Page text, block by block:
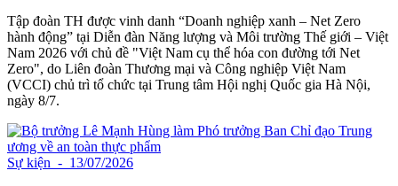
Tập đoàn TH được vinh danh “Doanh nghiệp xanh – Net Zero
hành động” tại Diễn đàn Năng lượng và Môi trường Thế giới – Việt
Nam 2026 với chủ đề "Việt Nam cụ thể hóa con đường tới Net
Zero", do Liên đoàn Thương mại và Công nghiệp Việt Nam
(VCCI) chủ trì tổ chức tại Trung tâm Hội nghị Quốc gia Hà Nội,
ngày 8/7.
Sự kiện - 13/07/2026